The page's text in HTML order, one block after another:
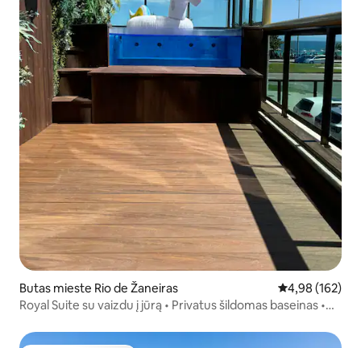
Butas mieste Rio de Žaneiras Vidutinis
4,98 (162)
Royal Suite su vaizdu į jūrą • Privatus šildomas baseinas •